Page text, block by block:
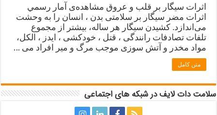
اثرات سیگار بر قلب و عروق مشاهده‌ی آمار رسمي
اثرات مضر سیگار بر سلامتی بدن ، انسان را به‌ وحشت
می‌اندازد. کشیدن سیگار هر ساله، بیشتر از مجموع
تلفات تصادفات رانندگی ، قتل ، خودکشی ، ایدز ، الکل،
مواد مخدر و آتش سوزی موجب مرگ و میر افراد می …
متن کامل
سلامت دات لایف در شبکه های اجتماعی